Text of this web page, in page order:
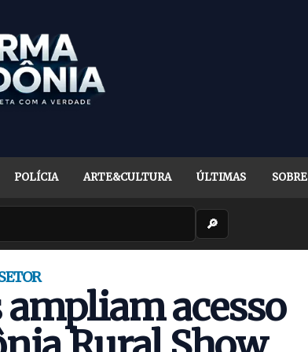
POLÍCIA ARTE&CULTURA ÚLTIMAS SOBRE
🔎
acesso